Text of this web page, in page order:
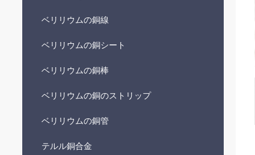
ベリリウムの銅線
ベリリウムの銅シート
ベリリウムの銅棒
ベリリウムの銅のストリップ
ベリリウムの銅管
テルル銅合金